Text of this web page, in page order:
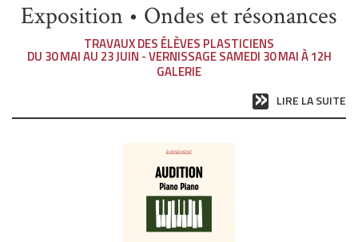
Exposition • Ondes et résonances
TRAVAUX DES ÉLÈVES PLASTICIENS
DU 30 MAI AU 23 JUIN - VERNISSAGE SAMEDI 30 MAI À 12H
GALERIE
LIRE LA SUITE